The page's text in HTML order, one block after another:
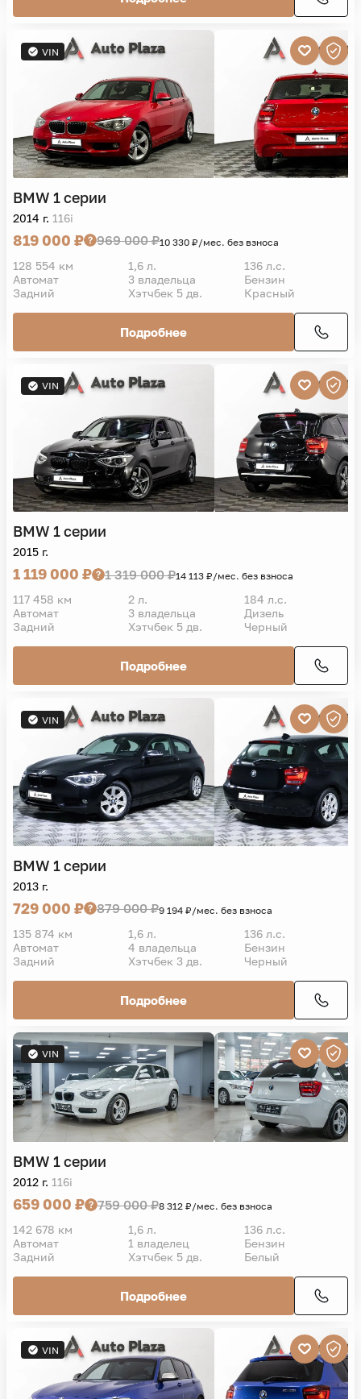
VIN
BMW 1 серии
2014 г. 116i
819 000 ₽ 969 000 ₽10 330 ₽/мес. без взноса
128 554 км 1,6 л.
136 л.с.
Автомат
3 владельца
Бензин
Задний
Хэтчбек 5 дв. Красный
Подробнее
VIN
BMW 1 серии
2015 г.
1 119 000 ₽ 1 319 000 ₽14 113 ₽/мес. без взноса
117 458 км 2 л.
184 л.с.
Автомат
3 владельца
Дизель
Задний
Хэтчбек 5 дв. Черный
Подробнее
VIN
BMW 1 серии
2013 г.
729 000 ₽ 879 000 ₽9 194 ₽/мес. без взноса
135 874 км 1,6 л.
136 л.с.
Автомат
4 владельца
Бензин
Задний
Хэтчбек 3 дв. Черный
Подробнее
VIN
BMW 1 серии
2012 г. 116i
659 000 ₽ 759 000 ₽8 312 ₽/мес. без взноса
142 678 км 1,6 л.
136 л.с.
Автомат
1 владелец
Бензин
Задний
Хэтчбек 5 дв. Белый
Подробнее
VIN